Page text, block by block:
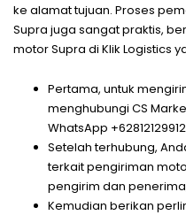
ke alamat tujuan. Proses
Supra juga sangat praktis,
motor Supra di Klik Logistics
Pertama, untuk
menghubungi CS
WhatsApp
Setelah terhubung,
terkait pengiriman
pengirim dan
Kemudian berikan